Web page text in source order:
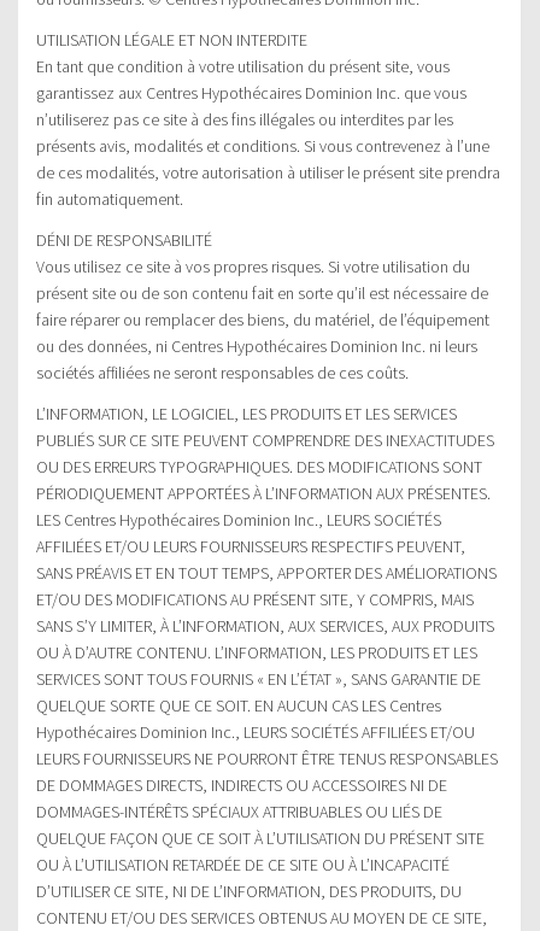
UTILISATION LÉGALE ET NON INTERDITE
En tant que condition à votre utilisation du présent site, vous
garantissez aux Centres Hypothécaires Dominion Inc. que vous
n’utiliserez pas ce site à des fins illégales ou interdites par les
présents avis, modalités et conditions. Si vous contrevenez à l’une
de ces modalités, votre autorisation à utiliser le présent site prendra
fin automatiquement.
DÉNI DE RESPONSABILITÉ
Vous utilisez ce site à vos propres risques. Si votre utilisation du
présent site ou de son contenu fait en sorte qu’il est nécessaire de
faire réparer ou remplacer des biens, du matériel, de l’équipement
ou des données, ni Centres Hypothécaires Dominion Inc. ni leurs
sociétés affiliées ne seront responsables de ces coûts.
L’INFORMATION, LE LOGICIEL, LES PRODUITS ET LES SERVICES
PUBLIÉS SUR CE SITE PEUVENT COMPRENDRE DES INEXACTITUDES
OU DES ERREURS TYPOGRAPHIQUES. DES MODIFICATIONS SONT
PÉRIODIQUEMENT APPORTÉES À L’INFORMATION AUX PRÉSENTES.
LES Centres Hypothécaires Dominion Inc., LEURS SOCIÉTÉS
AFFILIÉES ET/OU LEURS FOURNISSEURS RESPECTIFS PEUVENT,
SANS PRÉAVIS ET EN TOUT TEMPS, APPORTER DES AMÉLIORATIONS
ET/OU DES MODIFICATIONS AU PRÉSENT SITE, Y COMPRIS, MAIS
SANS S’Y LIMITER, À L’INFORMATION, AUX SERVICES, AUX PRODUITS
OU À D’AUTRE CONTENU. L’INFORMATION, LES PRODUITS ET LES
SERVICES SONT TOUS FOURNIS « EN L’ÉTAT », SANS GARANTIE DE
QUELQUE SORTE QUE CE SOIT. EN AUCUN CAS LES Centres
Hypothécaires Dominion Inc., LEURS SOCIÉTÉS AFFILIÉES ET/OU
LEURS FOURNISSEURS NE POURRONT ÊTRE TENUS RESPONSABLES
DE DOMMAGES DIRECTS, INDIRECTS OU ACCESSOIRES NI DE
DOMMAGES-INTÉRÊTS SPÉCIAUX ATTRIBUABLES OU LIÉS DE
QUELQUE FAÇON QUE CE SOIT À L’UTILISATION DU PRÉSENT SITE
OU À L’UTILISATION RETARDÉE DE CE SITE OU À L’INCAPACITÉ
D’UTILISER CE SITE, NI DE L’INFORMATION, DES PRODUITS, DU
CONTENU ET/OU DES SERVICES OBTENUS AU MOYEN DE CE SITE,